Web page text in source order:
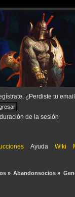
. ¿Perdiste tu
de la sesión
Ayuda Wiki
» Abandonsocios »